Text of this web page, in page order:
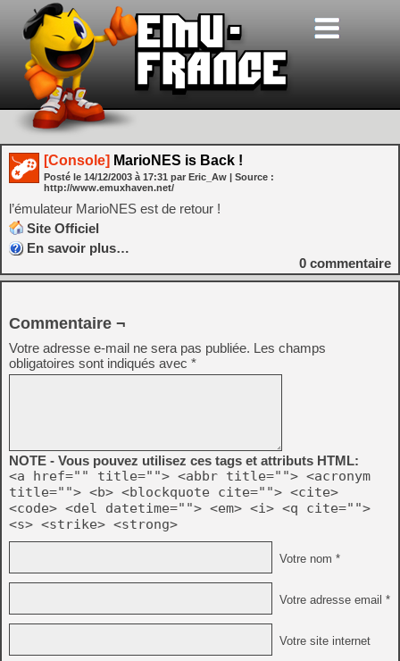
[Console] MarioNES is Back !
Posté le 14/12/2003 à 17:31 par Eric_Aw | Source :
http://www.emuxhaven.net/
l’émulateur MarioNES est de retour !
Site Officiel
En savoir plus…
0 commentaire
Commentaire ¬
Votre adresse e-mail ne sera pas publiée. Les champs
obligatoires sont indiqués avec *
NOTE - Vous pouvez utilisez ces tags et attributs HTML:
<a href="" title=""> <abbr title=""> <acronym
title=""> <b> <blockquote cite=""> <cite>
<code> <del datetime=""> <em> <i> <q cite="">
<s> <strike> <strong>
Votre nom *
Votre adresse email *
Votre site internet